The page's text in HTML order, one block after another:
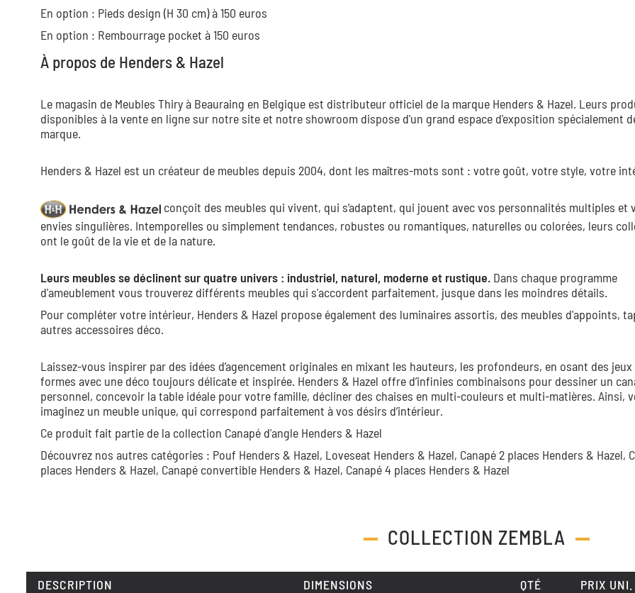
En option : Pieds design (H 30 cm) à 150 euros
En option : Rembourrage pocket à 150 euros
À propos de Henders & Hazel
Le magasin de Meubles Thiry à Beauraing en Belgique est distributeur officiel de la marque Henders & Hazel. Leurs
disponibles à la vente en ligne sur notre site et notre showroom dispose d'un grand espace d'exposition spécialement
marque.
Henders & Hazel est un créateur de meubles depuis 2004, dont les maîtres-mots sont : votre goût, votre style, votre
conçoit des meubles qui vivent, qui s’adaptent, qui jouent avec vos personnalités multiples et
envies singulières. Intemporelles ou simplement tendances, robustes ou romantiques, naturelles ou colorées, leurs
ont le goût de la vie et de la nature.
Leurs meubles se déclinent sur quatre univers : industriel, naturel, moderne et rustique. Dans chaque programme
d'ameublement vous trouverez différents meubles qui s'accordent parfaitement, jusque dans les moindres détails.
Pour compléter votre intérieur, Henders & Hazel propose également des luminaires assortis, des meubles d'appoints,
autres accessoires déco.
Laissez-vous inspirer par des idées d’agencement originales en mixant les hauteurs, les profondeurs, en osant des jeux
formes avec une déco toujours délicate et inspirée. Henders & Hazel offre d’infinies combinaisons pour dessiner un
personnel, concevoir la table idéale pour votre famille, décliner des chaises en multi-couleurs et multi-matières. Ainsi,
imaginez un meuble unique, qui correspond parfaitement à vos désirs d’intérieur.
Ce produit fait partie de la collection Canapé d'angle Henders & Hazel
Découvrez nos autres catégories : Pouf Henders & Hazel, Loveseat Henders & Hazel, Canapé 2 places Henders & Hazel,
places Henders & Hazel, Canapé convertible Henders & Hazel, Canapé 4 places Henders & Hazel
COLLECTION ZEMBLA
DESCRIPTION DIMENSIONS QTÉ PRIX UNI.